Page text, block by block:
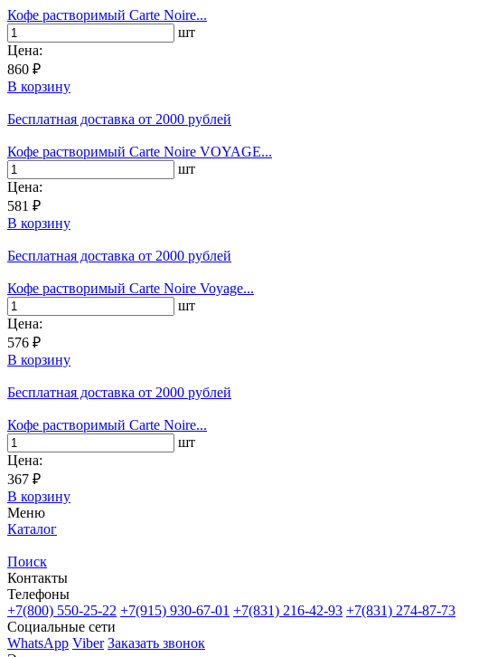
Кофе растворимый Carte Noire...
шт
Цена:
860 ₽
В корзину
Бесплатная доставка от 2000 рублей
Кофе растворимый Carte Noire VOYAGE...
шт
Цена:
581 ₽
В корзину
Бесплатная доставка от 2000 рублей
Кофе растворимый Carte Noire Voyage...
шт
Цена:
576 ₽
В корзину
Бесплатная доставка от 2000 рублей
Кофе растворимый Carte Noire...
шт
Цена:
367 ₽
В корзину
Меню
Каталог
Поиск
Контакты
Телефоны
+7(800) 550-25-22 +7(915) 930-67-01 +7(831) 216-42-93 +7(831) 274-87-73
Социальные сети
WhatsApp Viber Заказать звонок